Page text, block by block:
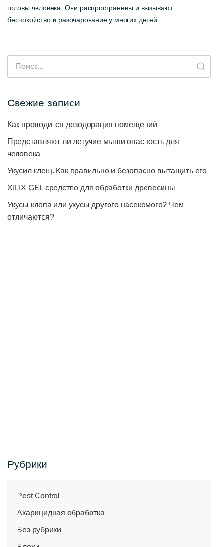
головы человека. Они распространены и вызывают
беспокойство и разочарование у многих детей.
Свежие записи
Как проводится дезодорация помещений
Представляют ли летучие мыши опасность для
человека
Укусил клещ. Как правильно и безопасно вытащить его
XILIX GEL средство для обработки древесины
Укусы клопа или укусы другого насекомого? Чем
отличаются?
Рубрики
Pest Control
Акарицидная обработка
Без рубрики